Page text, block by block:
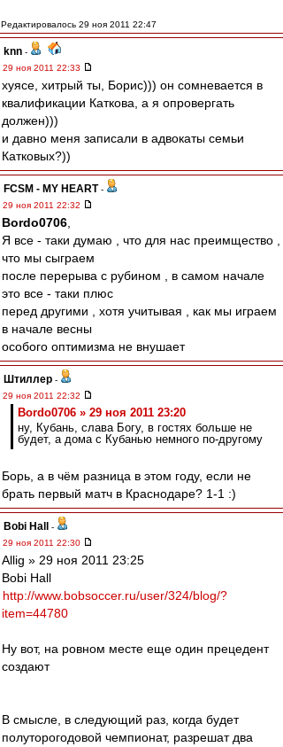
Редактировалось 29 ноя 2011 22:47
knn -
29 ноя 2011 22:33
хуясе, хитрый ты, Борис))) он сомневается в
квалификации Каткова, а я опровергать
должен)))
и давно меня записали в адвокаты семьи
Катковых?))
FCSM - MY HEART -
29 ноя 2011 22:32
Bordo0706
Я все - таки думаю , что для нас преимщество ,
что мы сыграем
после перерыва с рубином , в самом начале
это все - таки плюс
перед другими , хотя учитывая , как мы играем
в начале весны
особого оптимизма не внушает
Штиллер -
29 ноя 2011 22:32
Bordo0706 » 29 ноя 2011 23:20
ну, Кубань, слава Богу, в гостях больше не
будет, а дома с Кубанью немного по-другому
Борь, а в чём разница в этом году, если не
брать первый матч в Краснодаре? 1-1 :)
Bobi Hall
-
29 ноя 2011 22:30
Allig » 29 ноя 2011 23:25
Bobi Hall
http://www.bobsoccer.ru/user/324/blog/?
item=44780
Ну вот, на ровном месте еще один прецедент
создают
В смысле, в следующий раз, когда будет
полуторогодовой чемпионат, разрешат два